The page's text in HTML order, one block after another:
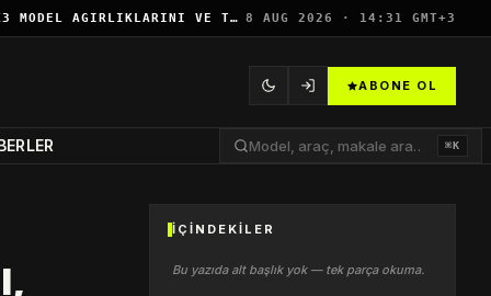
MOONSHOT AI, KIMI K3 MODEL AĞIRLIKLARINI VE TEKNIK RAPORUNU AÇIK… 8 AUG 2026 · 14:31 GMT+3
ABONE OL
⌘K
İÇINDEKILER
Bu yazıda alt başlık yok — tek parça okuma.